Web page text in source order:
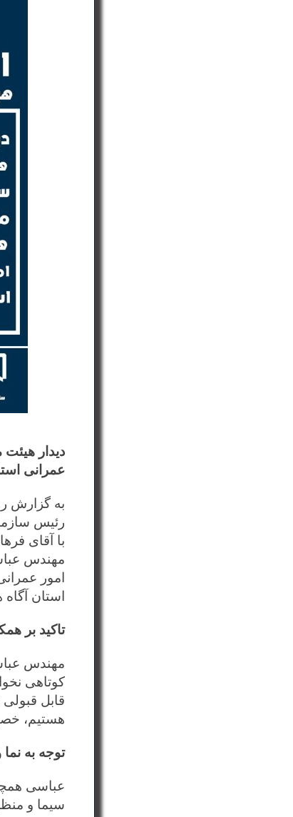
دیدار
عمرانی
رئیس
با آقای
مهندس
امور
استان
تاکید بر
مهندس
کوتاهی
هستیم،
توجه به
عباسی
سیما و